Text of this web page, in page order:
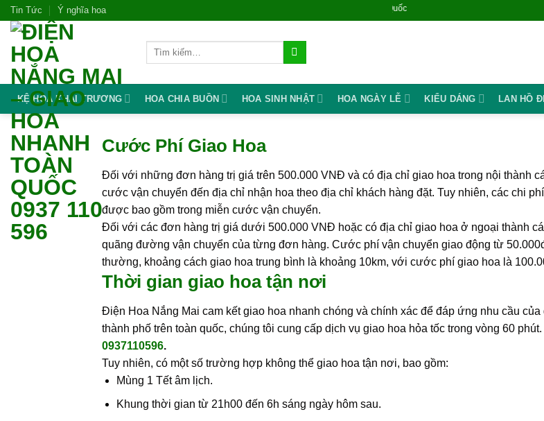
Skip
content
Tin Tức Ý nghĩa hoa
Tìm
KỆ HOA KHAI TRƯƠNG HOA CHIA BUỒN HOA SINH NHẬT HOA NGÀY LỄ KIỂU DÁNG LAN HỒ
Cước Phí Giao Hoa
Đối với những đơn hàng trị giá trên 500.000 VNĐ và có địa chỉ giao hoa trong nội thành
cước vận chuyển đến địa chỉ nhận hoa theo địa chỉ khách hàng đặt. Tuy nhiên, các chi
được bao gồm trong miễn cước vận chuyển.
Đối với các đơn hàng trị giá dưới 500.000 VNĐ hoặc có địa chỉ giao hoa ở ngoại thành
quãng đường vận chuyển của từng đơn hàng. Cước phí vận chuyển giao động từ
thường, khoảng cách giao hoa trung bình là khoảng 10km, với cước phí giao hoa là
Thời gian giao hoa tận nơi
Điện Hoa Nắng Mai cam kết giao hoa nhanh chóng và chính xác để đáp ứng nhu cầu
thành phố trên toàn quốc, chúng tôi cung cấp dịch vụ giao hoa hỏa tốc trong vòng 60
0937110596.
Tuy nhiên, có một số trường hợp không thể giao hoa tận nơi, bao gồm:
Mùng 1 Tết âm lịch.
Khung thời gian từ 21h00 đến 6h sáng ngày hôm sau.